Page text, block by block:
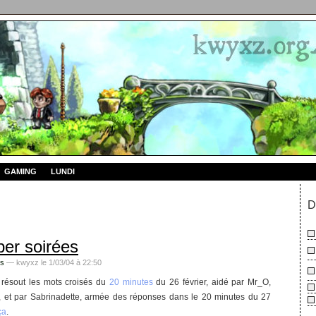
GAMING LUNDI
soirées
— kwyxz le 1/03/04 à 22:50
résout les mots croisés du 20 minutesdu 26 février, aidé par Mr_O,
et par Sabrinadette, armée des réponses dans le 20 minutes du 27
.